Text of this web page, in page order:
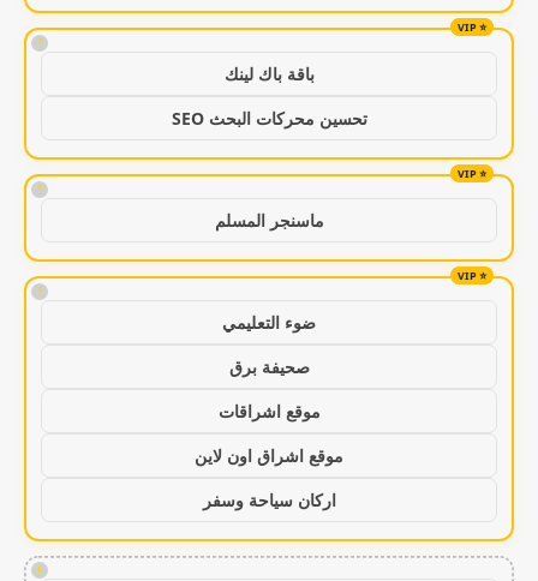
!
باقة باك لينك
تحسين محركات البحث SEO
!
ماسنجر المسلم
!
ضوء التعليمي
صحيفة برق
موقع اشراقات
موقع اشراق اون لاين
اركان سياحة وسفر
!